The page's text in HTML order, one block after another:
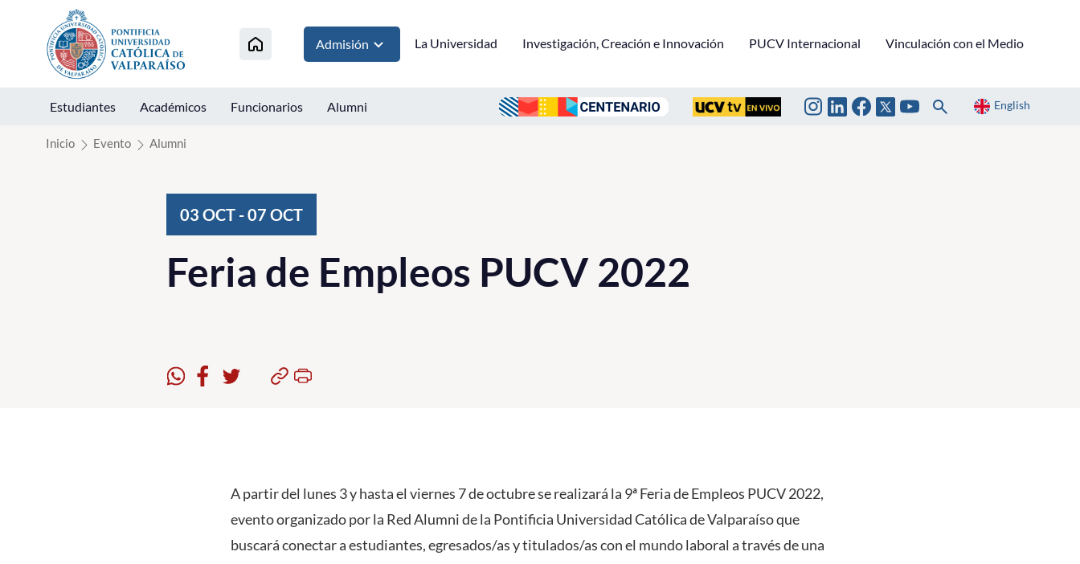
Click acá para ir directamente al contenido
Admisión La Universidad Investigación, Creación e Innovación PUCV Internacional Vinculación con el Medio
Estudiantes Académicos Funcionarios Alumni English
Inicio Evento Alumni
03 OCT -07 OCT
Feria de Empleos PUCV 2022
A partir del lunes 3 y hasta el viernes 7 de octubre se realizará la 9ª Feria de Empleos PUCV 2022,
evento organizado por la Red Alumni de la Pontificia Universidad Católica de Valparaíso que
buscará conectar a estudiantes, egresados/as y titulados/as con el mundo laboral a través de una